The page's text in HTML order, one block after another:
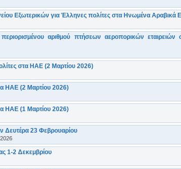
Εξωτερικών για Έλληνες πολίτες στα Ηνωμένα Αραβικά
αριθμού πτήσεων αεροπορικών
στα ΗΑΕ (2 Μαρτίου 2026)
ΗΑΕ (2 Μαρτίου 2026)
ΗΑΕ (1 Μαρτίου 2026)
Δευτέρα 23 Φεβρουαρίου
1-2 Δεκεμβρίου